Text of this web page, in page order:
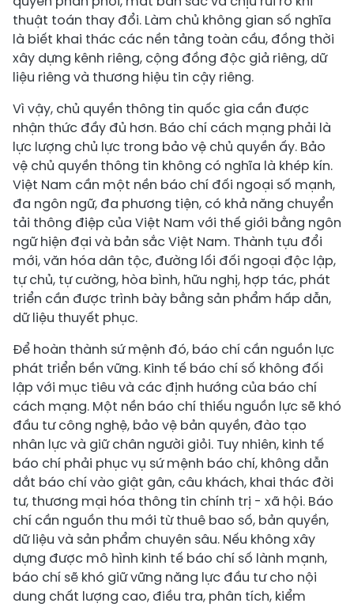
thuật toán thay đổi. Làm chủ không gian số nghĩa
là biết khai thác các nền tảng toàn cầu, đồng thời
xây dựng kênh riêng, cộng đồng độc giả riêng, dữ
liệu riêng và thương hiệu tin cậy riêng.
Vì vậy, chủ quyền thông tin quốc gia cần được
nhận thức đầy đủ hơn. Báo chí cách mạng phải là
lực lượng chủ lực trong bảo vệ chủ quyền ấy. Bảo
vệ chủ quyền thông tin không có nghĩa là khép kín.
Việt Nam cần một nền báo chí đối ngoại số mạnh,
đa ngôn ngữ, đa phương tiện, có khả năng chuyển
tải thông điệp của Việt Nam với thế giới bằng ngôn
ngữ hiện đại và bản sắc Việt Nam. Thành tựu đổi
mới, văn hóa dân tộc, đường lối đối ngoại độc lập,
tự chủ, tự cường, hòa bình, hữu nghị, hợp tác, phát
triển cần được trình bày bằng sản phẩm hấp dẫn,
dữ liệu thuyết phục.
Để hoàn thành sứ mệnh đó, báo chí cần nguồn lực
phát triển bền vững. Kinh tế báo chí số không đối
lập với mục tiêu và các định hướng của báo chí
cách mạng. Một nền báo chí thiếu nguồn lực sẽ khó
đầu tư công nghệ, bảo vệ bản quyền, đào tạo
nhân lực và giữ chân người giỏi. Tuy nhiên, kinh tế
báo chí phải phục vụ sứ mệnh báo chí, không dẫn
dắt báo chí vào giật gân, câu khách, khai thác đời
tư, thương mại hóa thông tin chính trị - xã hội. Báo
chí cần nguồn thu mới từ thuê bao số, bản quyền,
dữ liệu và sản phẩm chuyên sâu. Nếu không xây
dựng được mô hình kinh tế báo chí số lành mạnh,
báo chí sẽ khó giữ vững năng lực đầu tư cho nội
dung chất lượng cao, điều tra, phân tích, kiểm